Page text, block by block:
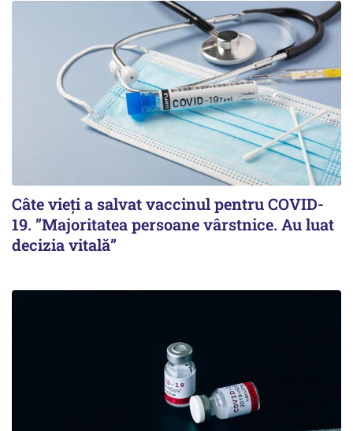
Câte vieți a salvat vaccinul pentru COVID-
19. ”Majoritatea persoane vârstnice. Au luat
decizia vitală”